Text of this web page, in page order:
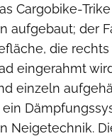
Cargobike-
aufgebaut; der
die
eingerahmt
einzeln
Neigetechnik.